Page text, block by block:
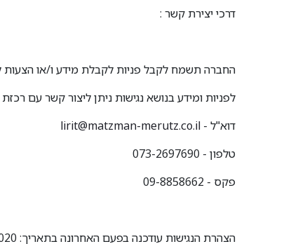
דרכי יצירת קשר :
החברה תשמח לקבל פניות לקבלת מידע ו/או
לפניות ומידע בנושא נגישות ניתן ליצור קשר עם
דוא"ל - lirit@matzman-merutz.co.il
טלפון - 073-2697690
פקס - 09-8858662
הצהרת הנגישות עודכנה בפעם האחרונה בתאריך: 22.9.2020